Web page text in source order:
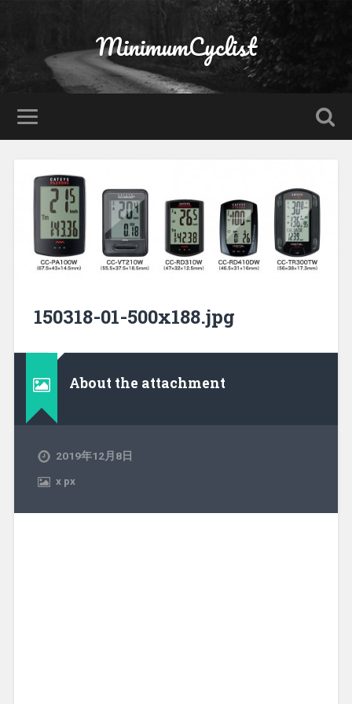
MinimumCyclist
150318-01-500x188.jpg
About the attachment
2019年12月8日
xpx